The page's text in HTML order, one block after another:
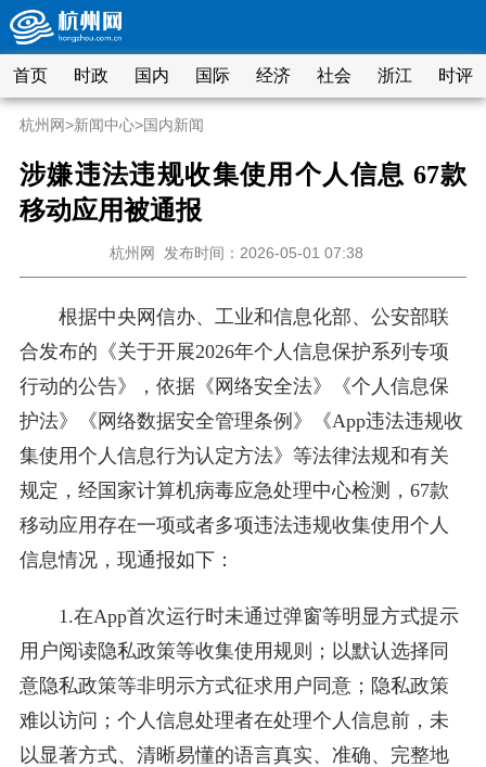
首页 时政 国内 国际 经济 社会 浙江 时评
杭州网>新闻中心>国内新闻
涉嫌违法违规收集使用个人信息 67款
移动应用被通报
杭州网 发布时间：2026-05-01 07:38
根据中央网信办、工业和信息化部、公安部联
合发布的《关于开展2026年个人信息保护系列专项
行动的公告》，依据《网络安全法》《个人信息保
护法》《网络数据安全管理条例》《App违法违规收
集使用个人信息行为认定方法》等法律法规和有关
规定，经国家计算机病毒应急处理中心检测，67款
移动应用存在一项或者多项违法违规收集使用个人
信息情况，现通报如下：
1.在App首次运行时未通过弹窗等明显方式提示
用户阅读隐私政策等收集使用规则；以默认选择同
意隐私政策等非明示方式征求用户同意；隐私政策
难以访问；个人信息处理者在处理个人信息前，未
以显著方式、清晰易懂的语言真实、准确、完整地